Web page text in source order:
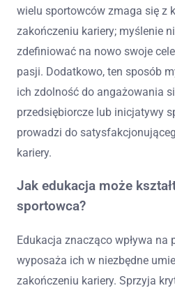
wielu sportowców zmaga się z
zakończeniu kariery; myślenie
zdefiniować na nowo swoje
pasji. Dodatkowo, ten sposób
ich zdolność do angażowania
przedsiębiorcze lub inicjatywy
prowadzi do
kariery.
Jak edukacja może
sportowca?
Edukacja znacząco wpływa na
wyposaża ich w niezbędne
zakończeniu kariery. Sprzyja